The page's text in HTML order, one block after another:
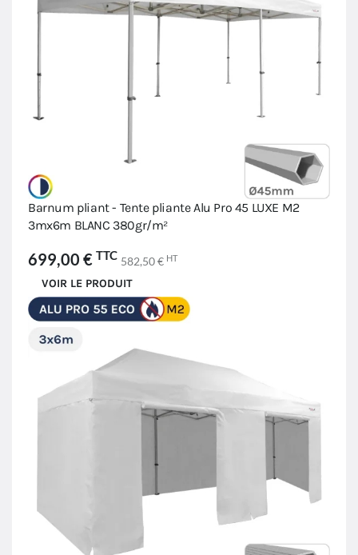
Barnum pliant - Tente pliante Alu Pro 45 LUXE M2
3mx6m BLANC 380gr/m²
699,00 € TTC 582,50 € HT
VOIR LE PRODUIT